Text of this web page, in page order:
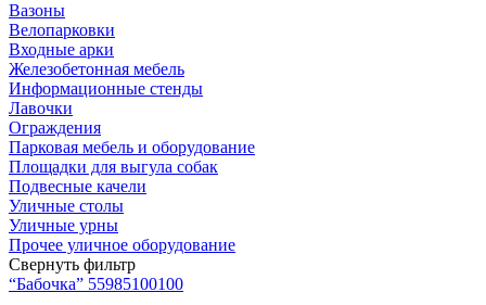
Вазоны
Велопарковки
Входные арки
Железобетонная мебель
Информационные стенды
Лавочки
Ограждения
Парковая мебель и оборудование
Площадки для выгула собак
Подвесные качели
Уличные столы
Уличные урны
Прочее уличное оборудование
Свернуть фильтр
“Бабочка” 55985100100